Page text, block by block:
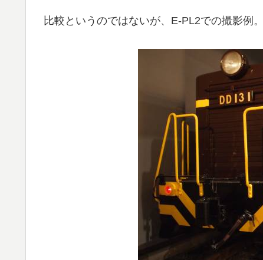
比較というのではないが、E-PL2での撮影例